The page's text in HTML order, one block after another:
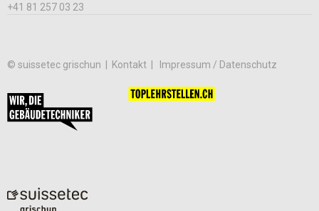
+41 81 257 03 23
© suissetec grischun | Kontakt Impressum / Datenschutz